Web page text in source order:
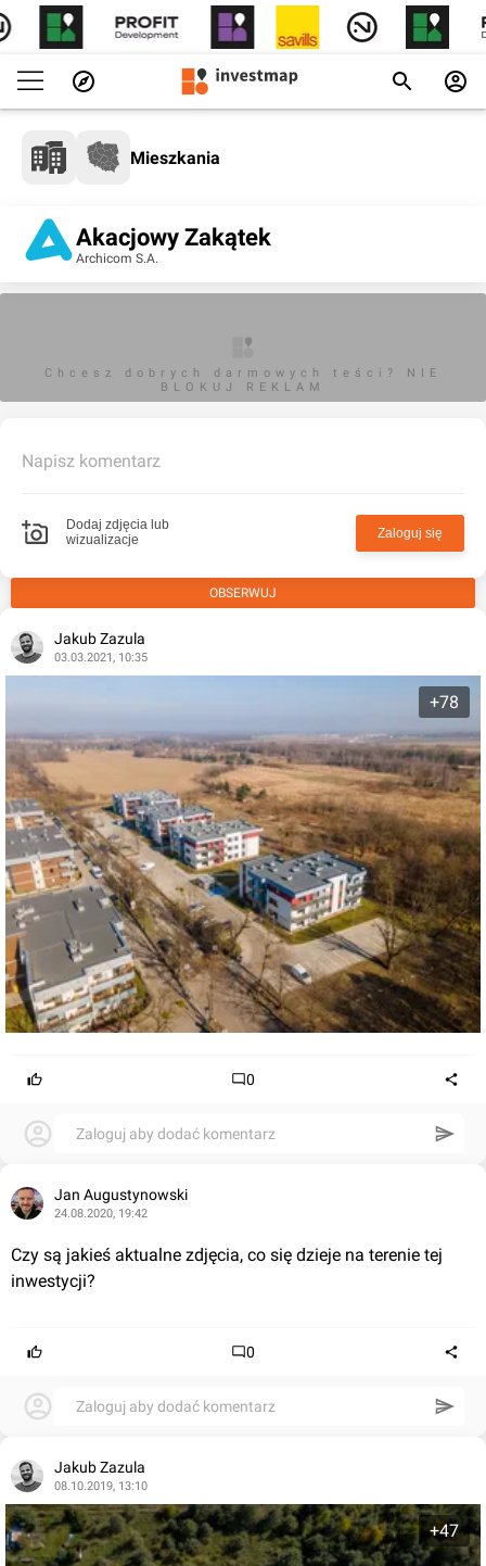
Mieszkania
Akacjowy Zakątek
Archicom S.A.
Chcesz dobrych darmowych teści? NIE
BLOKUJ REKLAM
Napisz komentarz
Dodaj zdjęcia lub
wizualizacje
Zaloguj się
OBSERWUJ
Jakub Zazula
03.03.2021, 10:35
+78
0
Zaloguj aby dodać komentarz
Jan Augustynowski
24.08.2020, 19:42
Czy są jakieś aktualne zdjęcia, co się dzieje na terenie tej
inwestycji?
0
Zaloguj aby dodać komentarz
Jakub Zazula
08.10.2019, 13:10
+47